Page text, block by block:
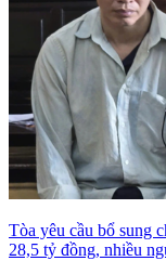
Tòa yêu cầu bổ sung
28,5 tỷ đồng, nhiều